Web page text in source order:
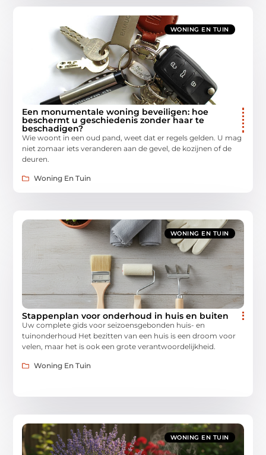
WONING EN TUIN
Een monumentale woning beveiligen: hoe
beschermt u geschiedenis zonder haar te
beschadigen?
Wie woont in een oud pand, weet dat er regels gelden. U mag
niet zomaar iets veranderen aan de gevel, de kozijnen of de
deuren.
Woning En Tuin
WONING EN TUIN
Stappenplan voor onderhoud in huis en buiten
Uw complete gids voor seizoensgebonden huis- en
tuinonderhoud Het bezitten van een huis is een droom voor
velen, maar het is ook een grote verantwoordelijkheid.
Woning En Tuin
WONING EN TUIN